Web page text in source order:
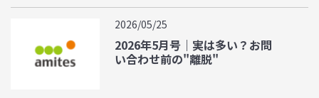
2026/05/25
2026年5月号｜実は多い？お問
い合わせ前の"離脱"